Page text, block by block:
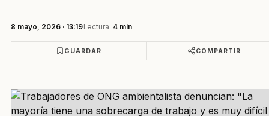
8 mayo, 2026 · 13:19Lectura: 4 min
GUARDAR COMPARTIR